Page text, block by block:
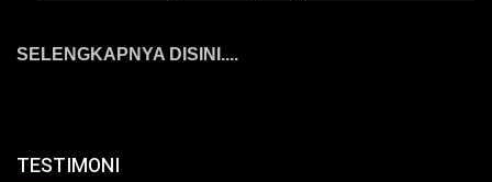
SELENGKAPNYA DISINI....
TESTIMONI